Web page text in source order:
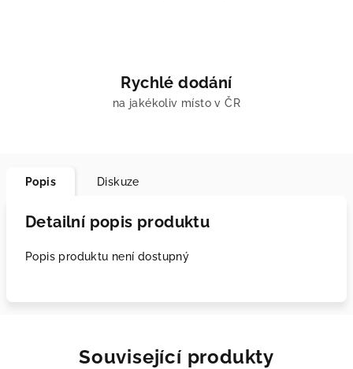
Rychlé dodání
na jakékoliv místo v ČR
Popis Diskuze
Detailní popis produktu
Popis produktu není dostupný
Související produkty